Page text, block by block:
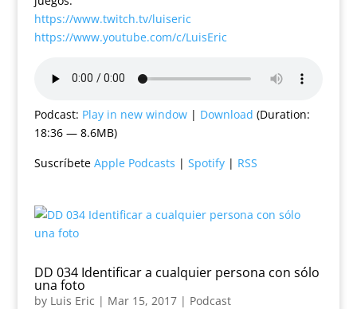
https://www.twitch.tv/luiseric
https://www.youtube.com/c/LuisEric
Podcast: Play in new window| Download (Duration:
18:36 — 8.6MB)
Suscríbete Apple Podcasts | Spotify| RSS
DD 034 Identificar a cualquier persona con sólo
una foto
by Luis Eric | Mar 15, 2017| Podcast